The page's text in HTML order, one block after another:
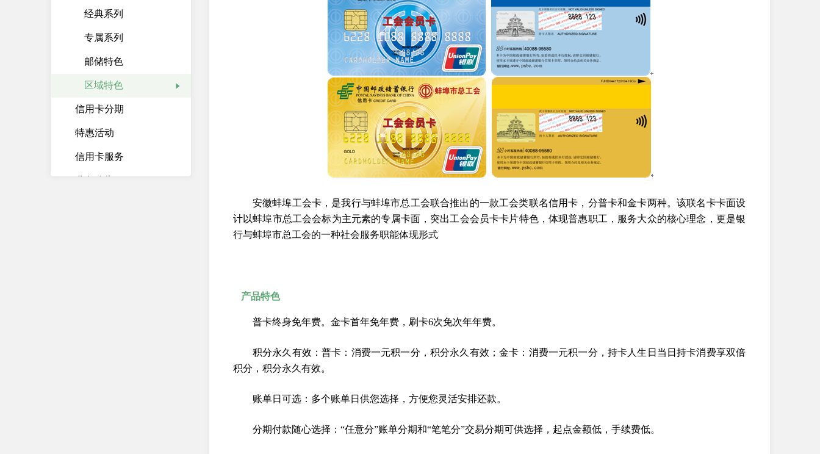
经典系列
专属系列
邮储特色
区域特色
信用卡分期
特惠活动
信用卡服务
安徽蚌埠工会卡，是我行与蚌埠市总工会联合推出的一款工会类联名信用卡，分普卡和金卡两种。该联名卡卡面设
计以蚌埠市总工会会标为主元素的专属卡面，突出工会会员卡卡片特色，体现普惠职工，服务大众的核心理念，更是银
行与蚌埠市总工会的一种社会服务职能体现形式
产品特色
普卡终身免年费。金卡首年免年费，刷卡6次免次年年费。
积分永久有效：普卡：消费一元积一分，积分永久有效；金卡：消费一元积一分，持卡人生日当日持卡消费享双倍
积分，积分永久有效。
账单日可选：多个账单日供您选择，方便您灵活安排还款。
分期付款随心选择：“任意分”账单分期和“笔笔分”交易分期可供选择，起点金额低，手续费低。